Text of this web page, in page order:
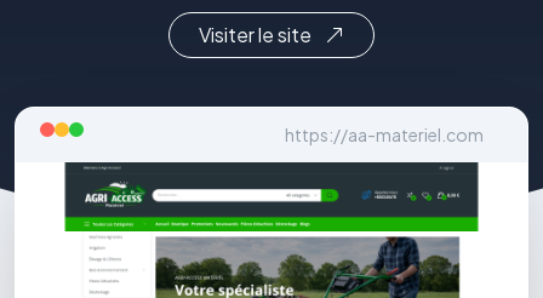
Visiter le site
https://aa-materiel.com